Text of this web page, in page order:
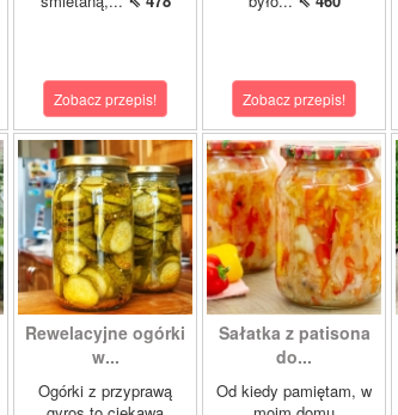
Zobacz przepis! Zobacz przepis!
Rewelacyjne ogórki
w...
Ogórki z przyprawą
Sałatka z patisona
do...
Od kiedy pamiętam, w